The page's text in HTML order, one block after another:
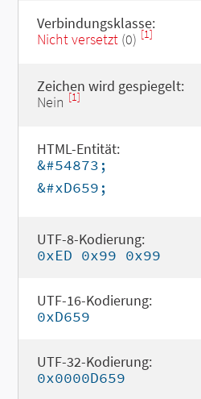
Verbindungsklasse:
Nicht versetzt(0) [1]
Zeichen wird gespiegelt:
Nein [1]
HTML-Entität:
&#54873;
&#xD659;
UTF-8-Kodierung:
0xED 0x99 0x99
UTF-16-Kodierung:
0xD659
UTF-32-Kodierung:
0x0000D659